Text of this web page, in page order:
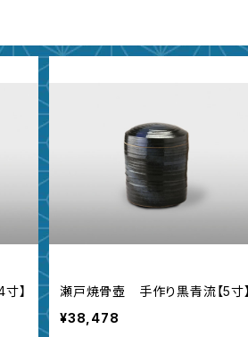
】
瀬戸焼骨壺 手作り黒青流【5寸】
¥38,478